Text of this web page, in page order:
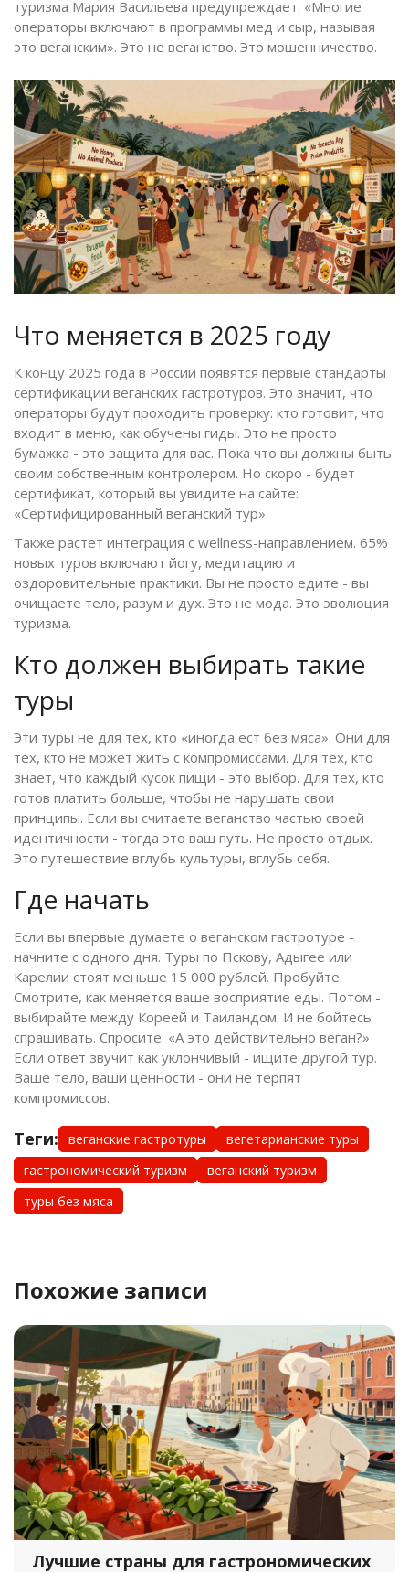
туризма Мария Васильева предупреждает: «Многие
операторы включают в программы мед и сыр, называя
это веганским». Это не веганство. Это мошенничество.
Что меняется в 2025 году
К концу 2025 года в России появятся первые стандарты
сертификации веганских гастротуров. Это значит, что
операторы будут проходить проверку: кто готовит, что
входит в меню, как обучены гиды. Это не просто
бумажка - это защита для вас. Пока что вы должны быть
своим собственным контролером. Но скоро - будет
сертификат, который вы увидите на сайте:
«Сертифицированный веганский тур».
Также растет интеграция с wellness-направлением. 65%
новых туров включают йогу, медитацию и
оздоровительные практики. Вы не просто едите - вы
очищаете тело, разум и дух. Это не мода. Это эволюция
туризма.
Кто должен выбирать такие
туры
Эти туры не для тех, кто «иногда ест без мяса». Они для
тех, кто не может жить с компромиссами. Для тех, кто
знает, что каждый кусок пищи - это выбор. Для тех, кто
готов платить больше, чтобы не нарушать свои
принципы. Если вы считаете веганство частью своей
идентичности - тогда это ваш путь. Не просто отдых.
Это путешествие вглубь культуры, вглубь себя.
Где начать
Если вы впервые думаете о веганском гастротуре -
начните с одного дня. Туры по Пскову, Адыгее или
Карелии стоят меньше 15 000 рублей. Пробуйте.
Смотрите, как меняется ваше восприятие еды. Потом -
выбирайте между Кореей и Таиландом. И не бойтесь
спрашивать. Спросите: «А это действительно веган?»
Если ответ звучит как уклончивый - ищите другой тур.
Ваше тело, ваши ценности - они не терпят
компромиссов.
Теги: веганские гастротуры
вегетарианские туры
гастрономический туризм
веганский туризм
туры без мяса
Похожие записи
Лучшие страны для гастрономических